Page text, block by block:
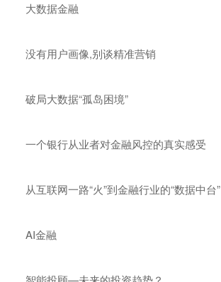
大数据金融
没有用户画像,别谈精准营销
破局大数据“孤岛困境”
一个银行从业者对金融风控的真实感受
从互联网一路“火”到金融行业的“数据中台”
AI金融